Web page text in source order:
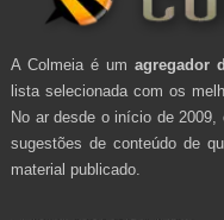
A Colmeia é um agregador
lista selecionada com os
No ar desde o início de 2009,
sugestões de conteúdo de
material publicado.